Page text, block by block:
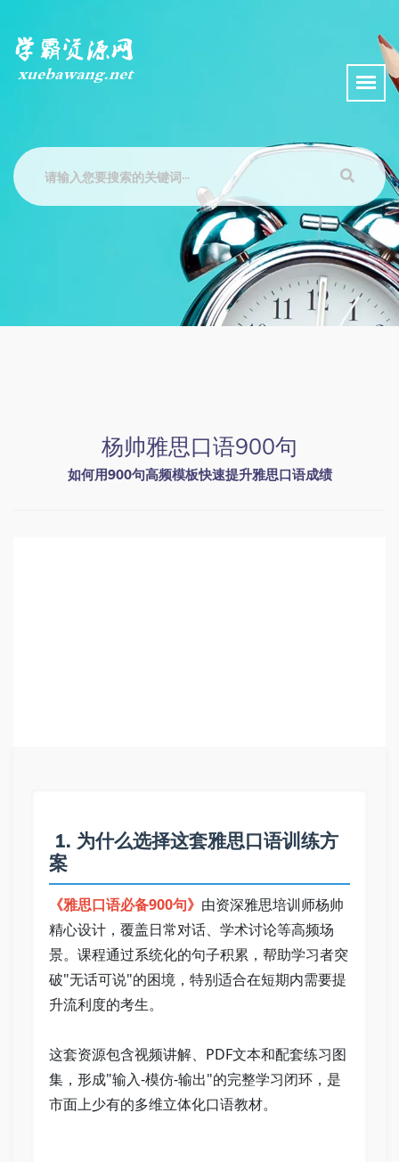
杨帅雅思口语900句
如何用900句高频模板快速提升雅思口语成绩
案
《雅思口语必备900句》 由资深雅思培训师杨帅
精心设计，覆盖日常对话、学术讨论等高频场
景。课程通过系统化的句子积累，帮助学习者突
破"无话可说"的困境，特别适合在短期内需要提
升流利度的考生。
这套资源包含视频讲解、PDF文本和配套练习图
集，形成"输入-模仿-输出"的完整学习闭环，是
市面上少有的多维立体化口语教材。